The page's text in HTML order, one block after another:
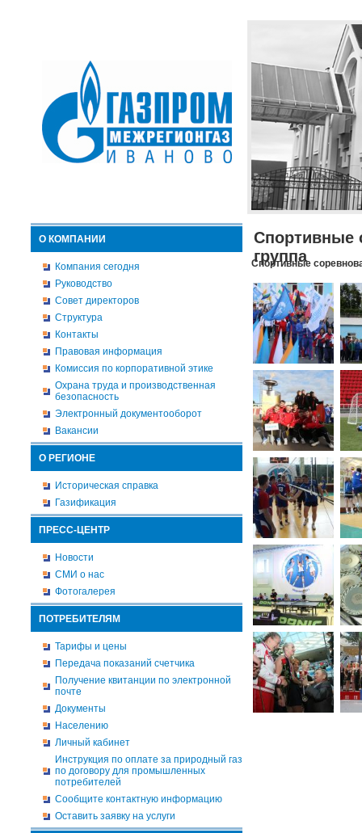
О КОМПАНИИ
Компания сегодня
Руководство
Совет директоров
Структура
Контакты
Правовая информация
Комиссия по корпоративной этике
Охрана труда и производственная
безопасность
Электронный документооборот
Вакансии
О РЕГИОНЕ
Историческая справка
Газификация
ПРЕСС-ЦЕНТР
Новости
СМИ о нас
Фотогалерея
ПОТРЕБИТЕЛЯМ
Тарифы и цены
Передача показаний счетчика
Получение квитанции по электронной
почте
Документы
Населению
Личный кабинет
Инструкция по оплате за природный газ
по договору для промышленных
потребителей
Сообщите контактную информацию
Оставить заявку на услуги
Спортивные
группа
Спортивные